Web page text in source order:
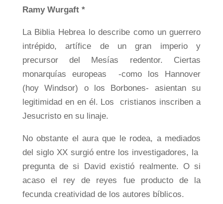
Ramy Wurgaft *
La Biblia Hebrea lo describe como un guerrero
intrépido, artífice de un gran imperio y
precursor del Mesías redentor. Ciertas
monarquías europeas -como los Hannover
(hoy Windsor) o los Borbones- asientan su
legitimidad en en él. Los cristianos inscriben a
Jesucristo en su linaje.
No obstante el aura que le rodea, a mediados
del siglo XX surgió entre los investigadores, la
pregunta de si David existió realmente. O si
acaso el rey de reyes fue producto de la
fecunda creatividad de los autores bíblicos.